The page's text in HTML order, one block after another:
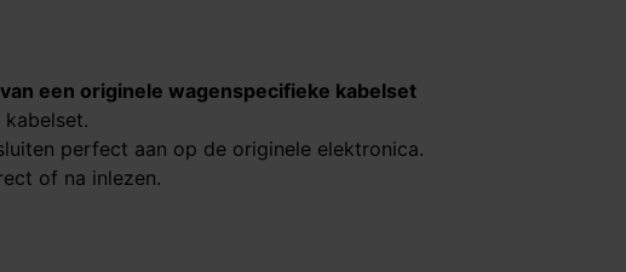
een originele wagenspecifieke kabelset
perfect aan op de originele elektronica.
of na inlezen.